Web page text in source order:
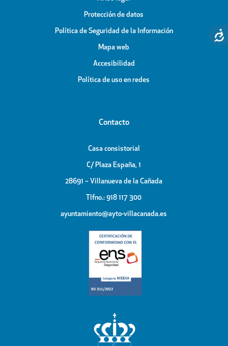
Protección de datos
Política de Seguridad de la Información
Mapa web
Accesibilidad
Política de uso en redes
Contacto
Casa consistorial
C/ Plaza España, 1
28691 – Villanueva de la Cañada
Tlfno.: 918 117 300
ayuntamiento@ayto-villacanada.es